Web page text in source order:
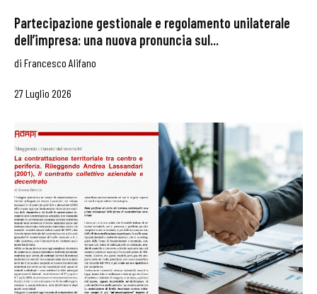
Partecipazione gestionale e regolamento unilaterale
dell’impresa: una nuova pronuncia sul...
di Francesco Alifano
27 Luglio 2026